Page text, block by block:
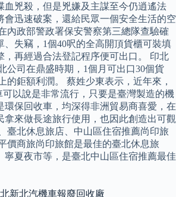
血兇殺，但是兇嫌及主謀至今仍逍遙法
會迅速破案，還給民眾一個安全生活的空
內政部警政署保安警察第三總隊查驗確
、失竊，1個40呎的全高開頂貨櫃可裝填
，再經過合法登記程序便可出口。 印北
公司在鼎盛時期，1個月可出口30個貨
的鉅額利潤。 蔡姓少東表示，近年來，
以說是非常流行，只要是臺灣製造的機
環保回收車，均深得非洲貿易商喜愛，在
拿來做長途旅行使用，也因此創造出可觀
臺北休息旅店、中山區住宿推薦尚印旅
價商旅尚印旅館是最佳的臺北休息旅
寧夏夜市等，是臺北中山區住宿推薦最佳
新北汽機車報廢回收廠